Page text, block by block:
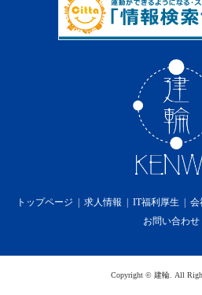
の通知の効力は第６条の定めにより
当社は第１項の方法による会員に対
後、本サービスを終了した場合には
しくはその他の費用の損害又は補償を
本サービスの利用料金に関しては無償
一切かからないものとします。
第16条 プライバシーポリシーの
当社は、個人情報を適切に保護し、当社
す。
ービス提供の中断）及び第14条（本サ
トップページ 求人情報 IT福利厚生 会
お問い合わせ
Copyright © 建輪. All